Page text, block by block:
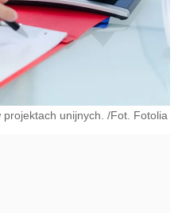
unijnych. /Fot. Fotolia